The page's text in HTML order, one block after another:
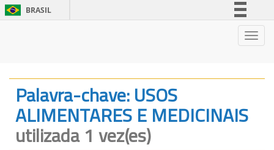
BRASIL
Legislação
Canais
Palavra-chave: USOS
ALIMENTARES E MEDICINAIS
utilizada 1 vez(es)